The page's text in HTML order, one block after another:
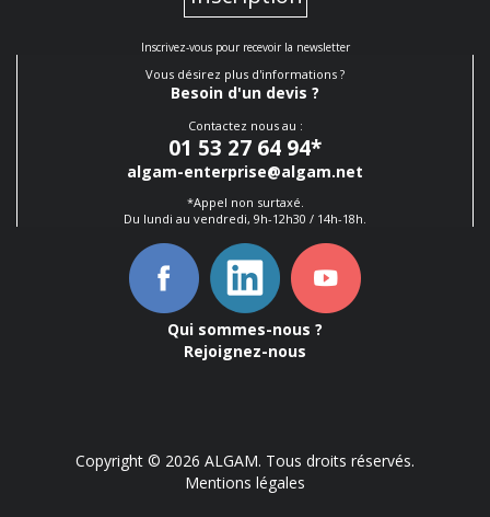
Inscrivez-vous pour recevoir la newsletter
Vous désirez plus d'informations ?
Besoin d'un devis ?
Contactez nous au :
01 53 27 64 94*
algam-enterprise@algam.net
*Appel non surtaxé.
Du lundi au vendredi, 9h-12h30 / 14h-18h.
Qui sommes-nous ?
Rejoignez-nous
Copyright © 2026 ALGAM. Tous droits réservés.
Mentions légales